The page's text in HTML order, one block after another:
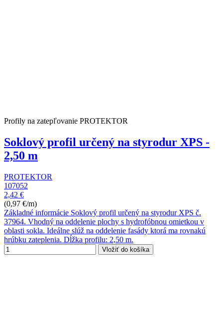
Profily na zatepľovanie PROTEKTOR
Soklový profil určený na styrodur XPS -
2,50 m
PROTEKTOR
107052
2,42 €
(0,97 €/m)
Základné informácie Soklový profil určený na styrodur XPS č.
37964. Vhodný na oddelenie plochy s hydrofóbnou omietkou v
oblasti sokla. Ideálne slúž na oddelenie fasády ktorá ma rovnakú
hrúbku zateplenia. Dĺžka profilu: 2,50 m.
Vložiť do košíka